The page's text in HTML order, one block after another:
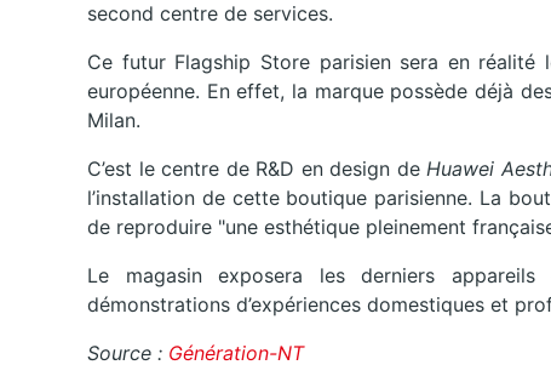
second centre de services.
Ce futur Flagship Store parisien sera en
européenne. En effet, la marque possède déjà
Milan.
C’est le centre de R&D en design deHuawei
l’installation de cette boutique parisienne. La
de reproduire "une esthétique pleinement
Le magasin exposera les derniers
démonstrations d’expériences domestiques et
Source : Génération-NT